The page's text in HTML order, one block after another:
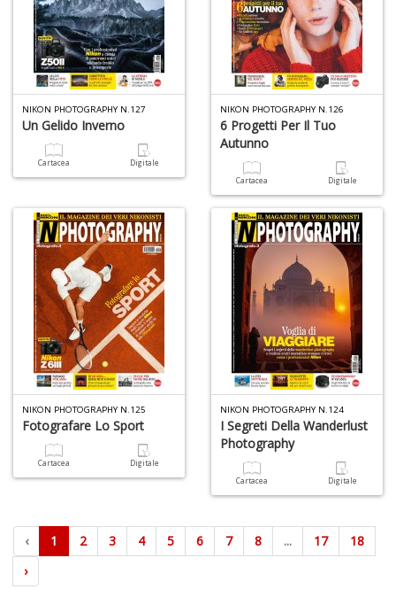
NIKON PHOTOGRAPHY N.127
Un Gelido Inverno
Cartacea Digitale
NIKON PHOTOGRAPHY N.126
6 Progetti Per Il Tuo
Autunno
Cartacea Digitale
NIKON PHOTOGRAPHY N.125
Fotografare Lo Sport
Cartacea Digitale
NIKON PHOTOGRAPHY N.124
I Segreti Della Wanderlust
Photography
Cartacea Digitale
‹ 1 2 3 4 5 6 7 8 ... 17
18
›